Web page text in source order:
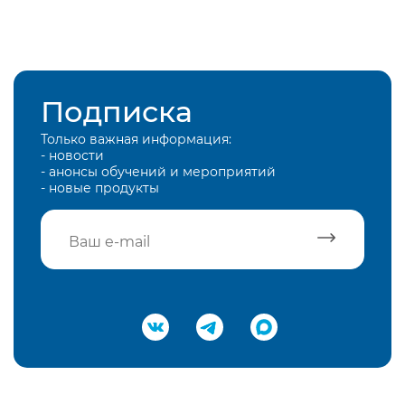
Подписка
Только важная информация:
- новости
- анонсы обучений и мероприятий
- новые продукты
Подтвердить e-mail